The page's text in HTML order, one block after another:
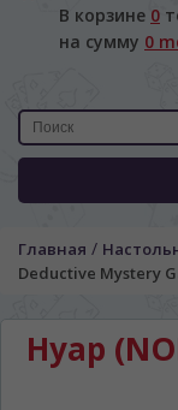
В корзине 0
на сумму 0
Главная /
Deductive Mystery
Нуар